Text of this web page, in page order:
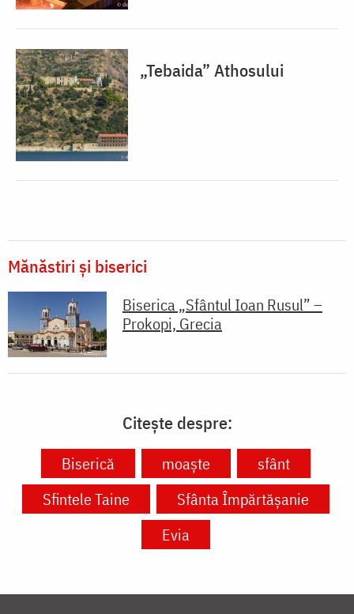
„Tebaida” Athosului
Mănăstiri și biserici
Biserica „Sfântul Ioan Rusul” –
Prokopi, Grecia
Citește despre:
Biserică moaște
sfânt
Sfintele Taine
Sfânta Împărtășanie
Evia